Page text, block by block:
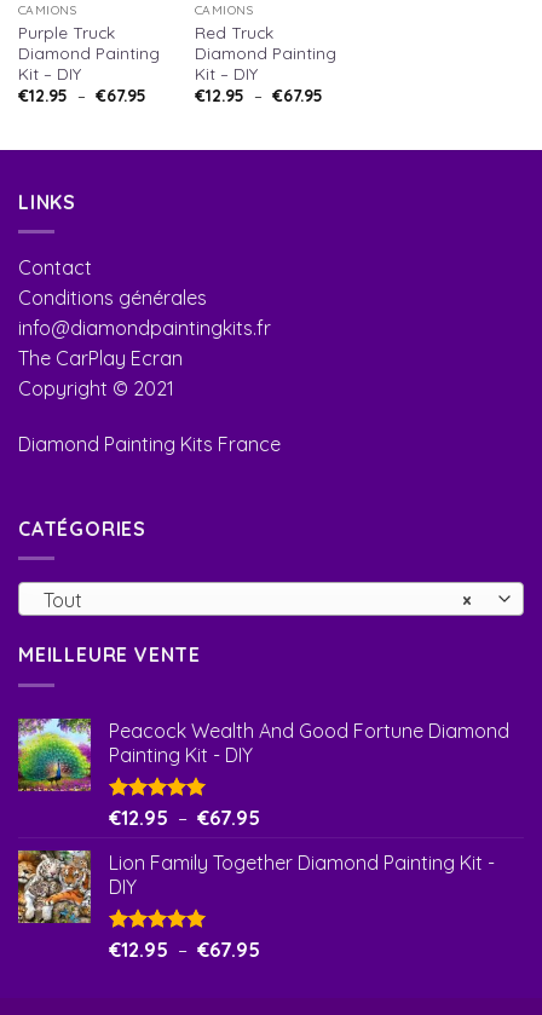
CAMIONS
Purple Truck
Diamond Painting
Kit – DIY
€12.95 – €67.95
CAMIONS
Red Truck
Diamond Painting
Kit – DIY
€12.95 – €67.95
LINKS
Contact
Conditions générales
info@diamondpaintingkits.fr
The CarPlay Ecran
Copyright © 2021
Diamond Painting Kits France
CATÉGORIES
×
Tout
MEILLEURE VENTE
Peacock Wealth And Good Fortune Diamond
Painting Kit - DIY
Note5.00
€12.95 – €67.95
Lion Family Together Diamond Painting Kit -
DIY
Note5.00
€12.95 – €67.95